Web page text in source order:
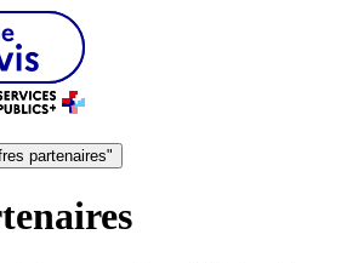
partenaires"